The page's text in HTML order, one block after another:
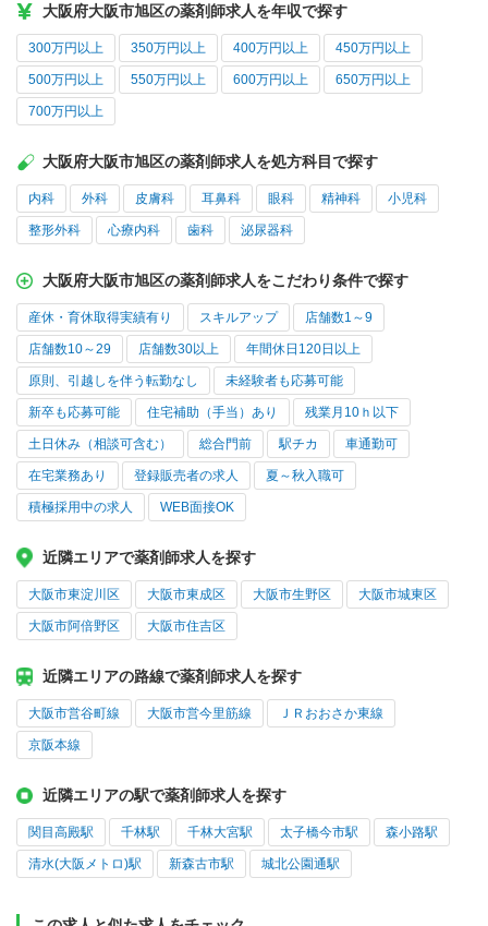
大阪府大阪市旭区の薬剤師求人を年収で探す
300万円以上 350万円以上 400万円以上 450万円以上
500万円以上 550万円以上 600万円以上 650万円以上
700万円以上
大阪府大阪市旭区の薬剤師求人を処方科目で探す
内科 外科 皮膚科 耳鼻科 眼科 精神科 小児科
整形外科 心療内科 歯科 泌尿器科
大阪府大阪市旭区の薬剤師求人をこだわり条件で探す
産休・育休取得実績有り スキルアップ 店舗数1～9
店舗数10～29 店舗数30以上 年間休日120日以上
原則、引越しを伴う転勤なし 未経験者も応募可能
新卒も応募可能 住宅補助（手当）あり 残業月10ｈ以下
土日休み（相談可含む） 総合門前 駅チカ 車通勤可
在宅業務あり 登録販売者の求人 夏～秋入職可
積極採用中の求人 WEB面接OK
近隣エリアで薬剤師求人を探す
大阪市東淀川区 大阪市東成区 大阪市生野区 大阪市城東区
大阪市阿倍野区 大阪市住吉区
近隣エリアの路線で薬剤師求人を探す
大阪市営谷町線 大阪市営今里筋線 ＪＲおおさか東線
京阪本線
近隣エリアの駅で薬剤師求人を探す
関目高殿駅 千林駅 千林大宮駅 太子橋今市駅 森小路駅
清水(大阪メトロ)駅 新森古市駅 城北公園通駅